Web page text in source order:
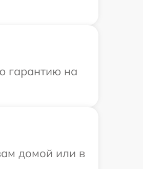
гарантию на
домой или в